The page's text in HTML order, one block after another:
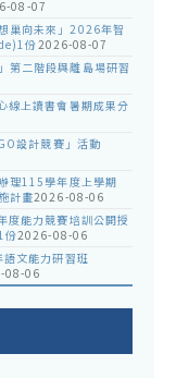
08-07
巢向未來」2026年智
份2026-08-07
第二階段與離島場研習
線上讀書會暑期成果分
設計競賽」活動
理115學年度上學期
計畫2026-08-06
度能力競賽培訓公開授
份2026-08-06
文能力研習班
08-06